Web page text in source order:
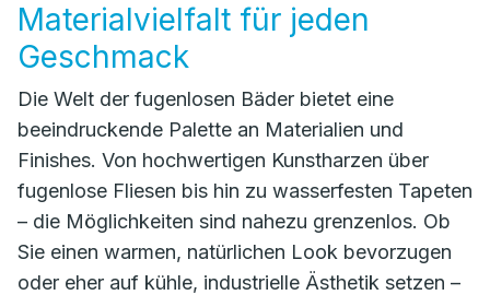
Materialvielfalt für jeden
Geschmack
Die Welt der fugenlosen Bäder bietet eine
beeindruckende Palette an Materialien und
Finishes. Von hochwertigen Kunstharzen über
fugenlose Fliesen bis hin zu wasserfesten Tapeten
– die Möglichkeiten sind nahezu grenzenlos. Ob
Sie einen warmen, natürlichen Look bevorzugen
oder eher auf kühle, industrielle Ästhetik setzen –